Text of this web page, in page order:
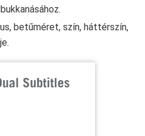
betűméret, szín, háttérszín,